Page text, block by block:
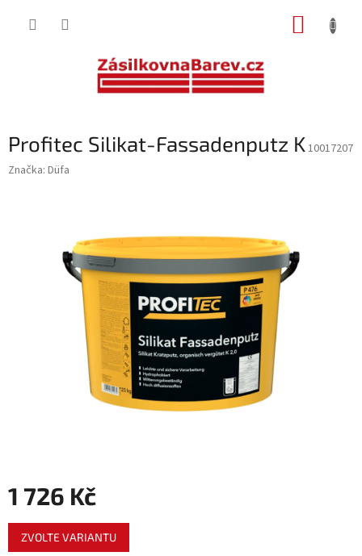
Profitec Silikat-Fassadenputz K10017207
Značka: Düfa
1 726 Kč
Měrná
cena:
ZVOLTE VARIANTU